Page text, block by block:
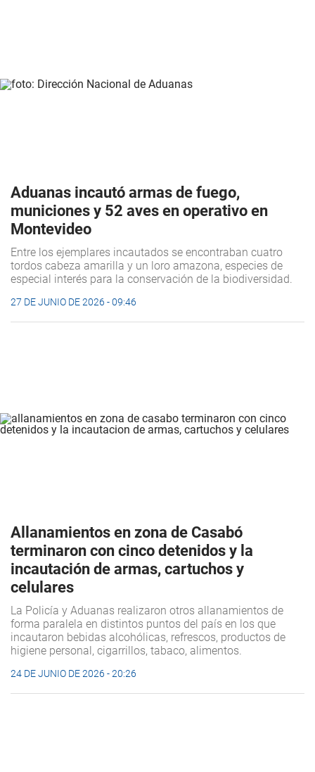
Aduanas incautó armas de fuego,
municiones y 52 aves en operativo en
Montevideo
Entre los ejemplares incautados se encontraban cuatro
tordos cabeza amarilla y un loro amazona, especies de
especial interés para la conservación de la biodiversidad.
27 DE JUNIO DE 2026 - 09:46
Allanamientos en zona de Casabó
terminaron con cinco detenidos y la
incautación de armas, cartuchos y
celulares
La Policía y Aduanas realizaron otros allanamientos de
forma paralela en distintos puntos del país en los que
incautaron bebidas alcohólicas, refrescos, productos de
higiene personal, cigarrillos, tabaco, alimentos.
24 DE JUNIO DE 2026 - 20:26